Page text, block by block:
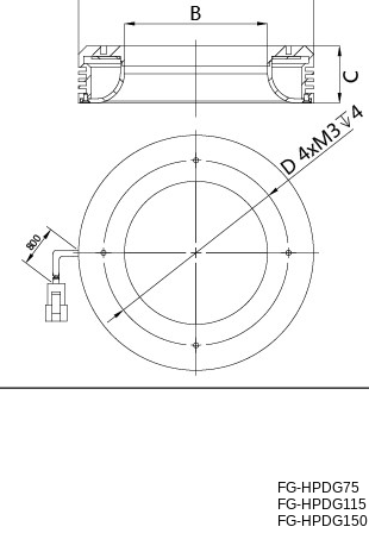
FG-HPDG75
FG-HPDG115
FG-HPDG150